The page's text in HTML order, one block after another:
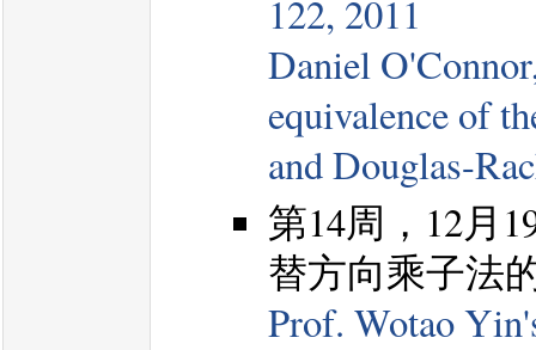
122, 2011
Daniel
equivalence of
and Douglas-
第14周，12月
替方向乘子法
Prof. Wotao